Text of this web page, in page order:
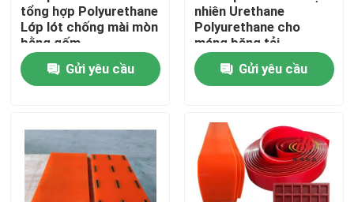
Nhà
Video
tổng hợp Polyurethane
Lớp lót chống mài mòn
bằng gốm
Polyurethane
Gửi yêu cầu
nhiên Urethane
Polyurethane cho
máng băng tải
Gửi yêu cầu